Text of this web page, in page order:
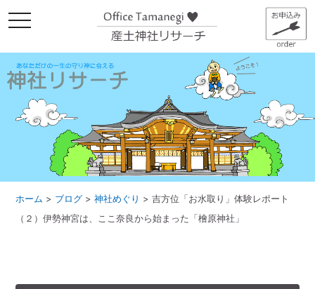
メ
ニ
ー
ホーム > ブログ >神社めぐり >吉方位「お水取り」体験レポート
（２）伊勢神宮は、ここ奈良から始まった「檜原神社」